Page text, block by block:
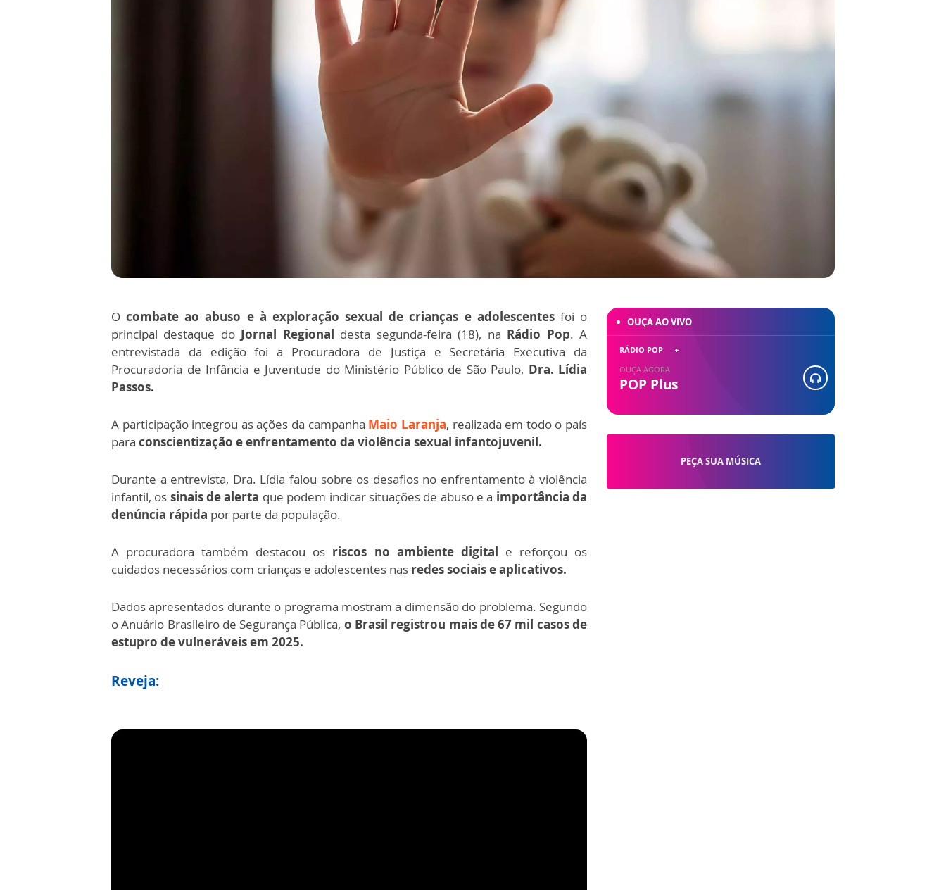
Ocombate ao abuso e à exploração sexual de crianças e adolescentes foi o
principal destaque do Jornal Regional desta segunda-feira (18), na Rádio Pop. A
entrevistada da edição foi a Procuradora de Justiça e Secretária Executiva da
Procuradoria de Infância e Juventude do Ministério Público de São Paulo, Dra. Lídia
Passos.
A participação integrou as ações da campanha Maio Laranja, realizada em todo o país
para conscientização e enfrentamento da violência sexual infantojuvenil.
Durante a entrevista, Dra. Lídia falou sobre os desafios no enfrentamento à violência
infantil, os sinais de alerta que podem indicar situações de abuso e a importância da
denúncia rápida por parte da população.
A procuradora também destacou os riscos no ambiente digital e reforçou os
cuidados necessários com crianças e adolescentes nas redes sociais e aplicativos.
Dados apresentados durante o programa mostram a dimensão do problema. Segundo
o Anuário Brasileiro de Segurança Pública, o Brasil registrou mais de 67 mil casos de
estupro de vulneráveis em 2025.
Reveja:
PEÇA SUA MÚSICA
OUÇA AO VIVO
RÁDIO POP
OUÇA AGORA
POP Plus